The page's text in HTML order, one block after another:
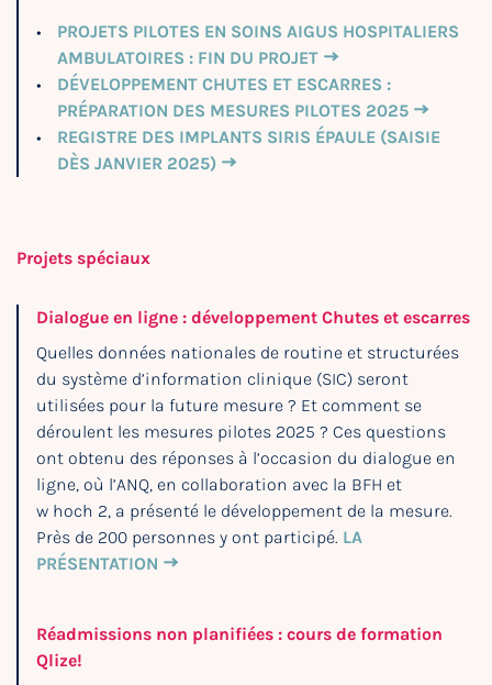
PROJETS PILOTES EN SOINS AIGUS HOSPITALIERS
AMBULATOIRES : FIN DU PROJET
DÉVELOPPEMENT CHUTES ET ESCARRES :
PRÉPARATION DES MESURES PILOTES 2025
REGISTRE DES IMPLANTS SIRIS ÉPAULE (SAISIE
DÈS JANVIER 2025)
Projets spéciaux
Dialogue en ligne : développement Chutes et escarres
Quelles données nationales de routine et structurées
du système d’information clinique (SIC) seront
utilisées pour la future mesure ? Et comment se
déroulent les mesures pilotes 2025 ? Ces questions
ont obtenu des réponses à l’occasion du dialogue en
ligne, où l’ANQ, en collaboration avec la BFH et
w hoch 2, a présenté le développement de la mesure.
Près de 200 personnes y ont participé. LA
PRÉSENTATION
Réadmissions non planifiées : cours de formation
Qlize!